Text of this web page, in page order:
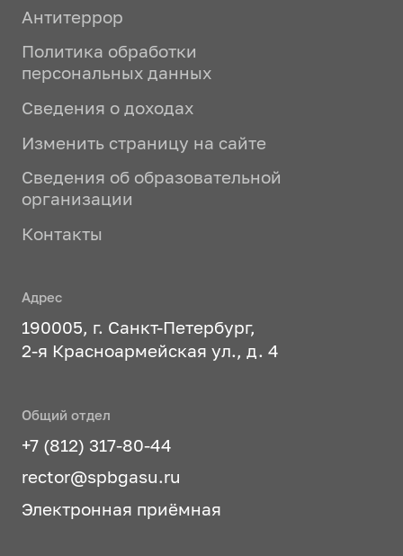
Антитеррор
Политика обработки
персональных данных
Сведения о доходах
Изменить страницу на сайте
Сведения об образовательной
организации
Контакты
Адрес
190005, г. Санкт-Петербург,
2-я Красноармейская ул., д. 4
Общий отдел
+7 (812) 317-80-44
rector@spbgasu.ru
Электронная приёмная